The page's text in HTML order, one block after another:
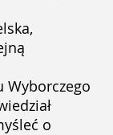
Wyborczego
o